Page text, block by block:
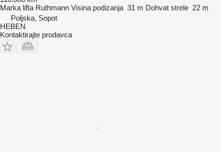
Marka lifta Ruthmann Visina podizanja 31 m Dohvat strele 22 m
Poljska, Sopot
HEBEN
Kontaktirajte prodavca